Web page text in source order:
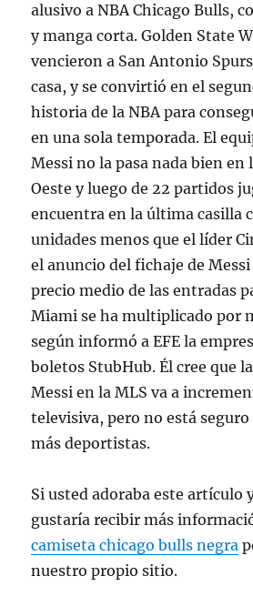
alusivo a NBA Chicago Bulls,
y manga corta. Golden State
vencieron a San Antonio
casa, y se convirtió en el
historia de la NBA para
en una sola temporada. El
Messi no la pasa nada bien en
Oeste y luego de 22 partidos
encuentra en la última casilla
unidades menos que el líder
el anuncio del fichaje de
precio medio de las entradas
Miami se ha multiplicado por
según informó a EFE la
boletos StubHub. Él cree que
Messi en la MLS va a
televisiva, pero no está seguro
más deportistas.
Si usted adoraba este artículo
gustaría recibir más
camiseta chicago bulls negra
nuestro propio sitio.